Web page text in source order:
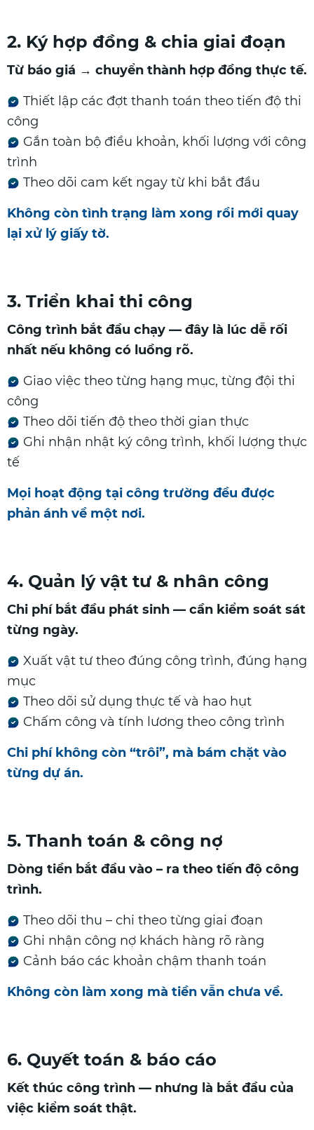
2. Ký hợp đồng & chia giai đoạn
Từ báo giá → chuyển thành hợp đồng thực tế.
Thiết lập các đợt thanh toán theo tiến độ thi
công
Gắn toàn bộ điều khoản, khối lượng với công
trình
Theo dõi cam kết ngay từ khi bắt đầu
Không còn tình trạng làm xong rồi mới quay
lại xử lý giấy tờ.
3. Triển khai thi công
Công trình bắt đầu chạy — đây là lúc dễ rối
nhất nếu không có luồng rõ.
Giao việc theo từng hạng mục, từng đội thi
công
Theo dõi tiến độ theo thời gian thực
Ghi nhận nhật ký công trình, khối lượng thực
tế
Mọi hoạt động tại công trường đều được
phản ánh về một nơi.
4. Quản lý vật tư & nhân công
Chi phí bắt đầu phát sinh — cần kiểm soát sát
từng ngày.
Xuất vật tư theo đúng công trình, đúng hạng
mục
Theo dõi sử dụng thực tế và hao hụt
Chấm công và tính lương theo công trình
Chi phí không còn “trôi”, mà bám chặt vào
từng dự án.
5. Thanh toán & công nợ
Dòng tiền bắt đầu vào – ra theo tiến độ công
trình.
Theo dõi thu – chi theo từng giai đoạn
Ghi nhận công nợ khách hàng rõ ràng
Cảnh báo các khoản chậm thanh toán
Không còn làm xong mà tiền vẫn chưa về.
6. Quyết toán & báo cáo
Kết thúc công trình — nhưng là bắt đầu của
việc kiểm soát thật.